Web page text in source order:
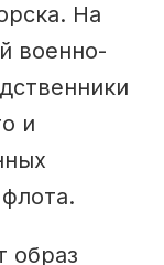
На
военно-
и
образ